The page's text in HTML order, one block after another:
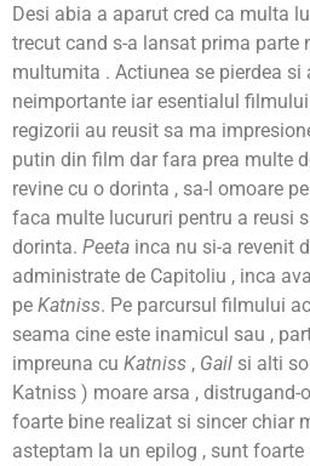
Desi abia a aparut cred ca multa
trecut cand s-a lansat prima parte
multumita . Actiunea se pierdea
neimportante iar esentialul
regizorii au reusit sa ma
putin din film dar fara prea multe
revine cu o dorinta , sa-l omoare pe
faca multe lucururi pentru a reusi
dorinta. Peeta inca nu si-a revenit
administrate de Capitoliu , inca
pe Katniss. Pe parcursul filmului
seama cine este inamicul sau ,
impreuna cu Katniss , Gail si alti
Katniss ) moare arsa , distrugand-
foarte bine realizat si sincer chiar
asteptam la un epilog , sunt